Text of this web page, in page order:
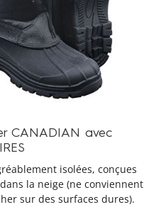
CANADIAN avec
isolées, conçues
la neige (ne conviennent
sur des surfaces dures).